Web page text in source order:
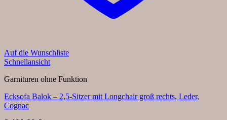
Auf die Wunschliste
Schnellansicht
Garnituren ohne Funktion
Ecksofa Balok – 2,5-Sitzer mit Longchair groß rechts, Leder,
Cognac